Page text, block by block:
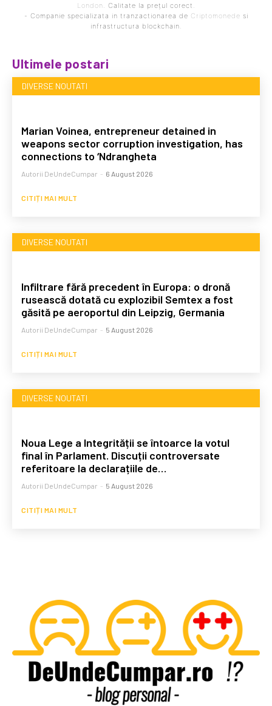
London
. Calitate la prețul corect.
- Companie specializata in tranzactionarea de Criptomonede si
infrastructura blockchain.
Ultimele postari
DIVERSE NOUTATI
Marian Voinea, entrepreneur detained in
weapons sector corruption investigation, has
connections to ‘Ndrangheta
Autorii DeUndeCumpar - 6 August 2026
CITIȚI MAI MULT
DIVERSE NOUTATI
Infiltrare fără precedent în Europa: o dronă
rusească dotată cu explozibil Semtex a fost
găsită pe aeroportul din Leipzig, Germania
Autorii DeUndeCumpar - 5 August 2026
CITIȚI MAI MULT
DIVERSE NOUTATI
Noua Lege a Integrității se întoarce la votul
final în Parlament. Discuții controversate
referitoare la declarațiile de…
Autorii DeUndeCumpar - 5 August 2026
CITIȚI MAI MULT